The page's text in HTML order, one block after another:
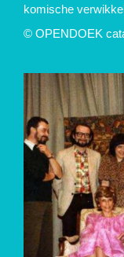
komische
© OPENDOEK